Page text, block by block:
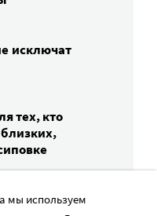
исключат
тех, кто
мы используем